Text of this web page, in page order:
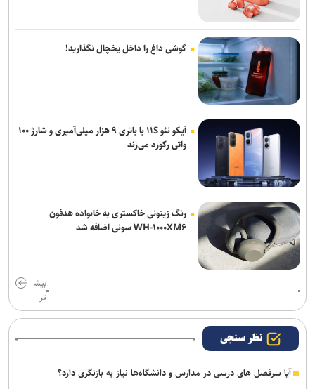
گوشی داغ را داخل یخچال نگذارید!
آیکو نئو ۱۱S با باتری ۹ هزار میلی‌آمپری و شارژ ۱۰۰
واتی رکورد می‌زند
رنگ زیتونی خاکستری به خانواده هدفون
WH-۱۰۰۰XM۶ سونی اضافه شد
بیش
تر
نظر سنجی
آیا سرفصل های درسی در مدارس و دانشگاه‌ها نیاز به بازنگری دارد؟